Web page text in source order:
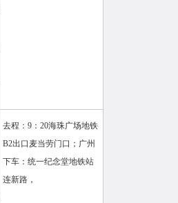
去程：9：20海珠广场地铁
B2出口麦当劳门口；广州
下车：统一纪念堂地铁站
连新路，